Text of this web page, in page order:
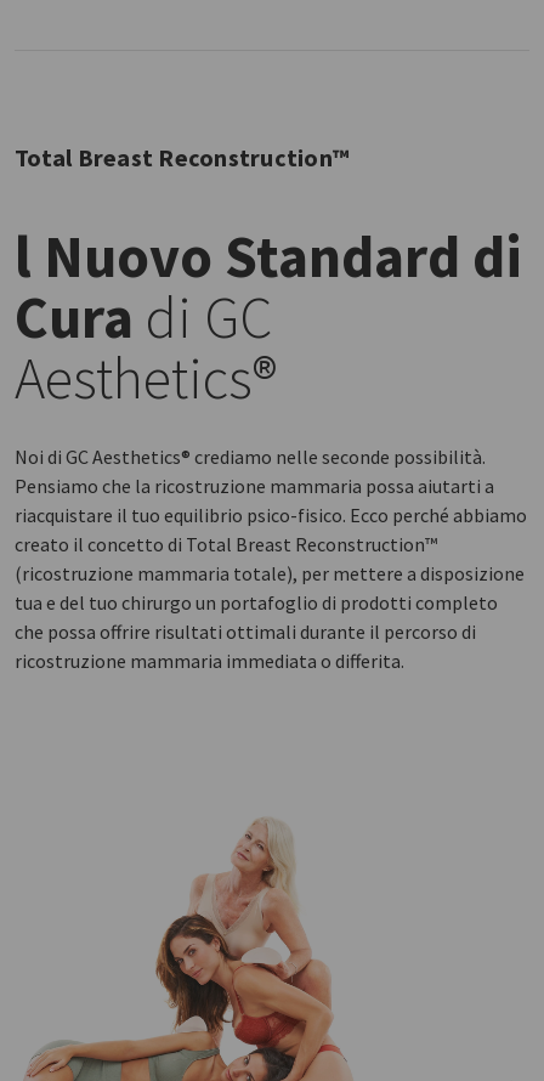
Total Breast Reconstruction™
l Nuovo Standard di
Cura di GC
Aesthetics®
Noi di GC Aesthetics® crediamo nelle seconde possibilità.
Pensiamo che la ricostruzione mammaria possa aiutarti a
riacquistare il tuo equilibrio psico-fisico. Ecco perché abbiamo
creato il concetto di Total Breast Reconstruction™
(ricostruzione mammaria totale), per mettere a disposizione
tua e del tuo chirurgo un portafoglio di prodotti completo
che possa offrire risultati ottimali durante il percorso di
ricostruzione mammaria immediata o differita.